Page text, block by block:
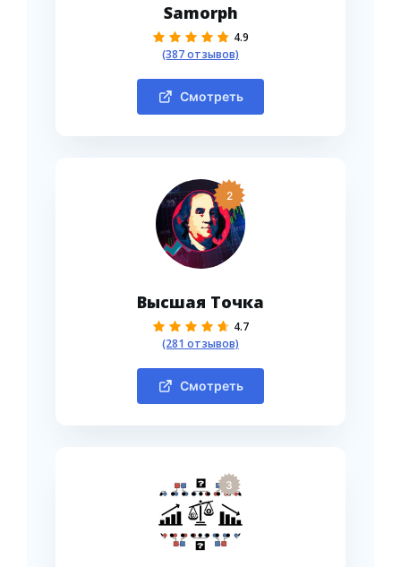
Samorph
4.9
(387 отзывов)
Смотреть
2
Высшая Точка
4.7
(281 отзывов)
Смотреть
3